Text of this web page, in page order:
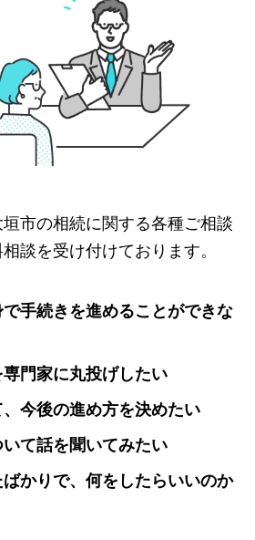
市の相続に関する各種ご相談
談を受け付けております。
手続きを進めることができな
門家に丸投げしたい
今後の進め方を決めたい
て話を聞いてみたい
かりで、何をしたらいいのか